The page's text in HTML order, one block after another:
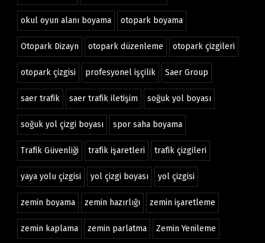
okul oyun alanı boyama otopark boyama
Otopark Dizayn otopark düzenleme otopark çizgileri
otopark çizgisi profesyonel işçilik Saer Group
saer trafik saer trafik iletişim soğuk yol boyası
soğuk yol çizgi boyası spor saha boyama
Trafik Güvenliği trafik işaretleri trafik çizgileri
yaya yolu çizgisi yol çizgi boyası yol çizgisi
zemin boyama zemin hazırlığı zemin işaretleme
zemin kaplama zemin parlatma Zemin Yenileme